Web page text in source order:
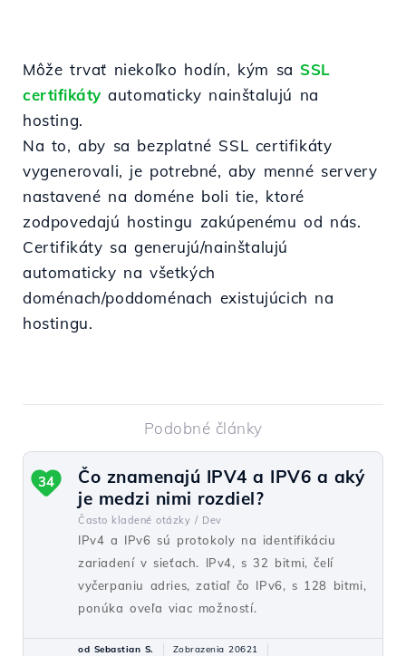
Môže trvať niekoľko hodín, kým saSSL
certifikáty automaticky nainštalujú na
hosting.
Na to, aby sa bezplatné SSL certifikáty
vygenerovali, je potrebné, aby menné servery
nastavené na doméne boli tie, ktoré
zodpovedajú hostingu zakúpenému od nás.
Certifikáty sa generujú/nainštalujú
automaticky na všetkých
doménach/poddoménach existujúcich na
hostingu.
Podobné články
Čo znamenajú IPV4 a IPV6 a aký
je medzi nimi rozdiel?
Často kladené otázky / Dev
IPv4 a IPv6 sú protokoly na identifikáciu
zariadení v sieťach. IPv4, s 32 bitmi, čelí
vyčerpaniu adries, zatiaľ čo IPv6, s 128 bitmi,
ponúka oveľa viac možností.
34
od Sebastian S.
Zobrazenia 20621